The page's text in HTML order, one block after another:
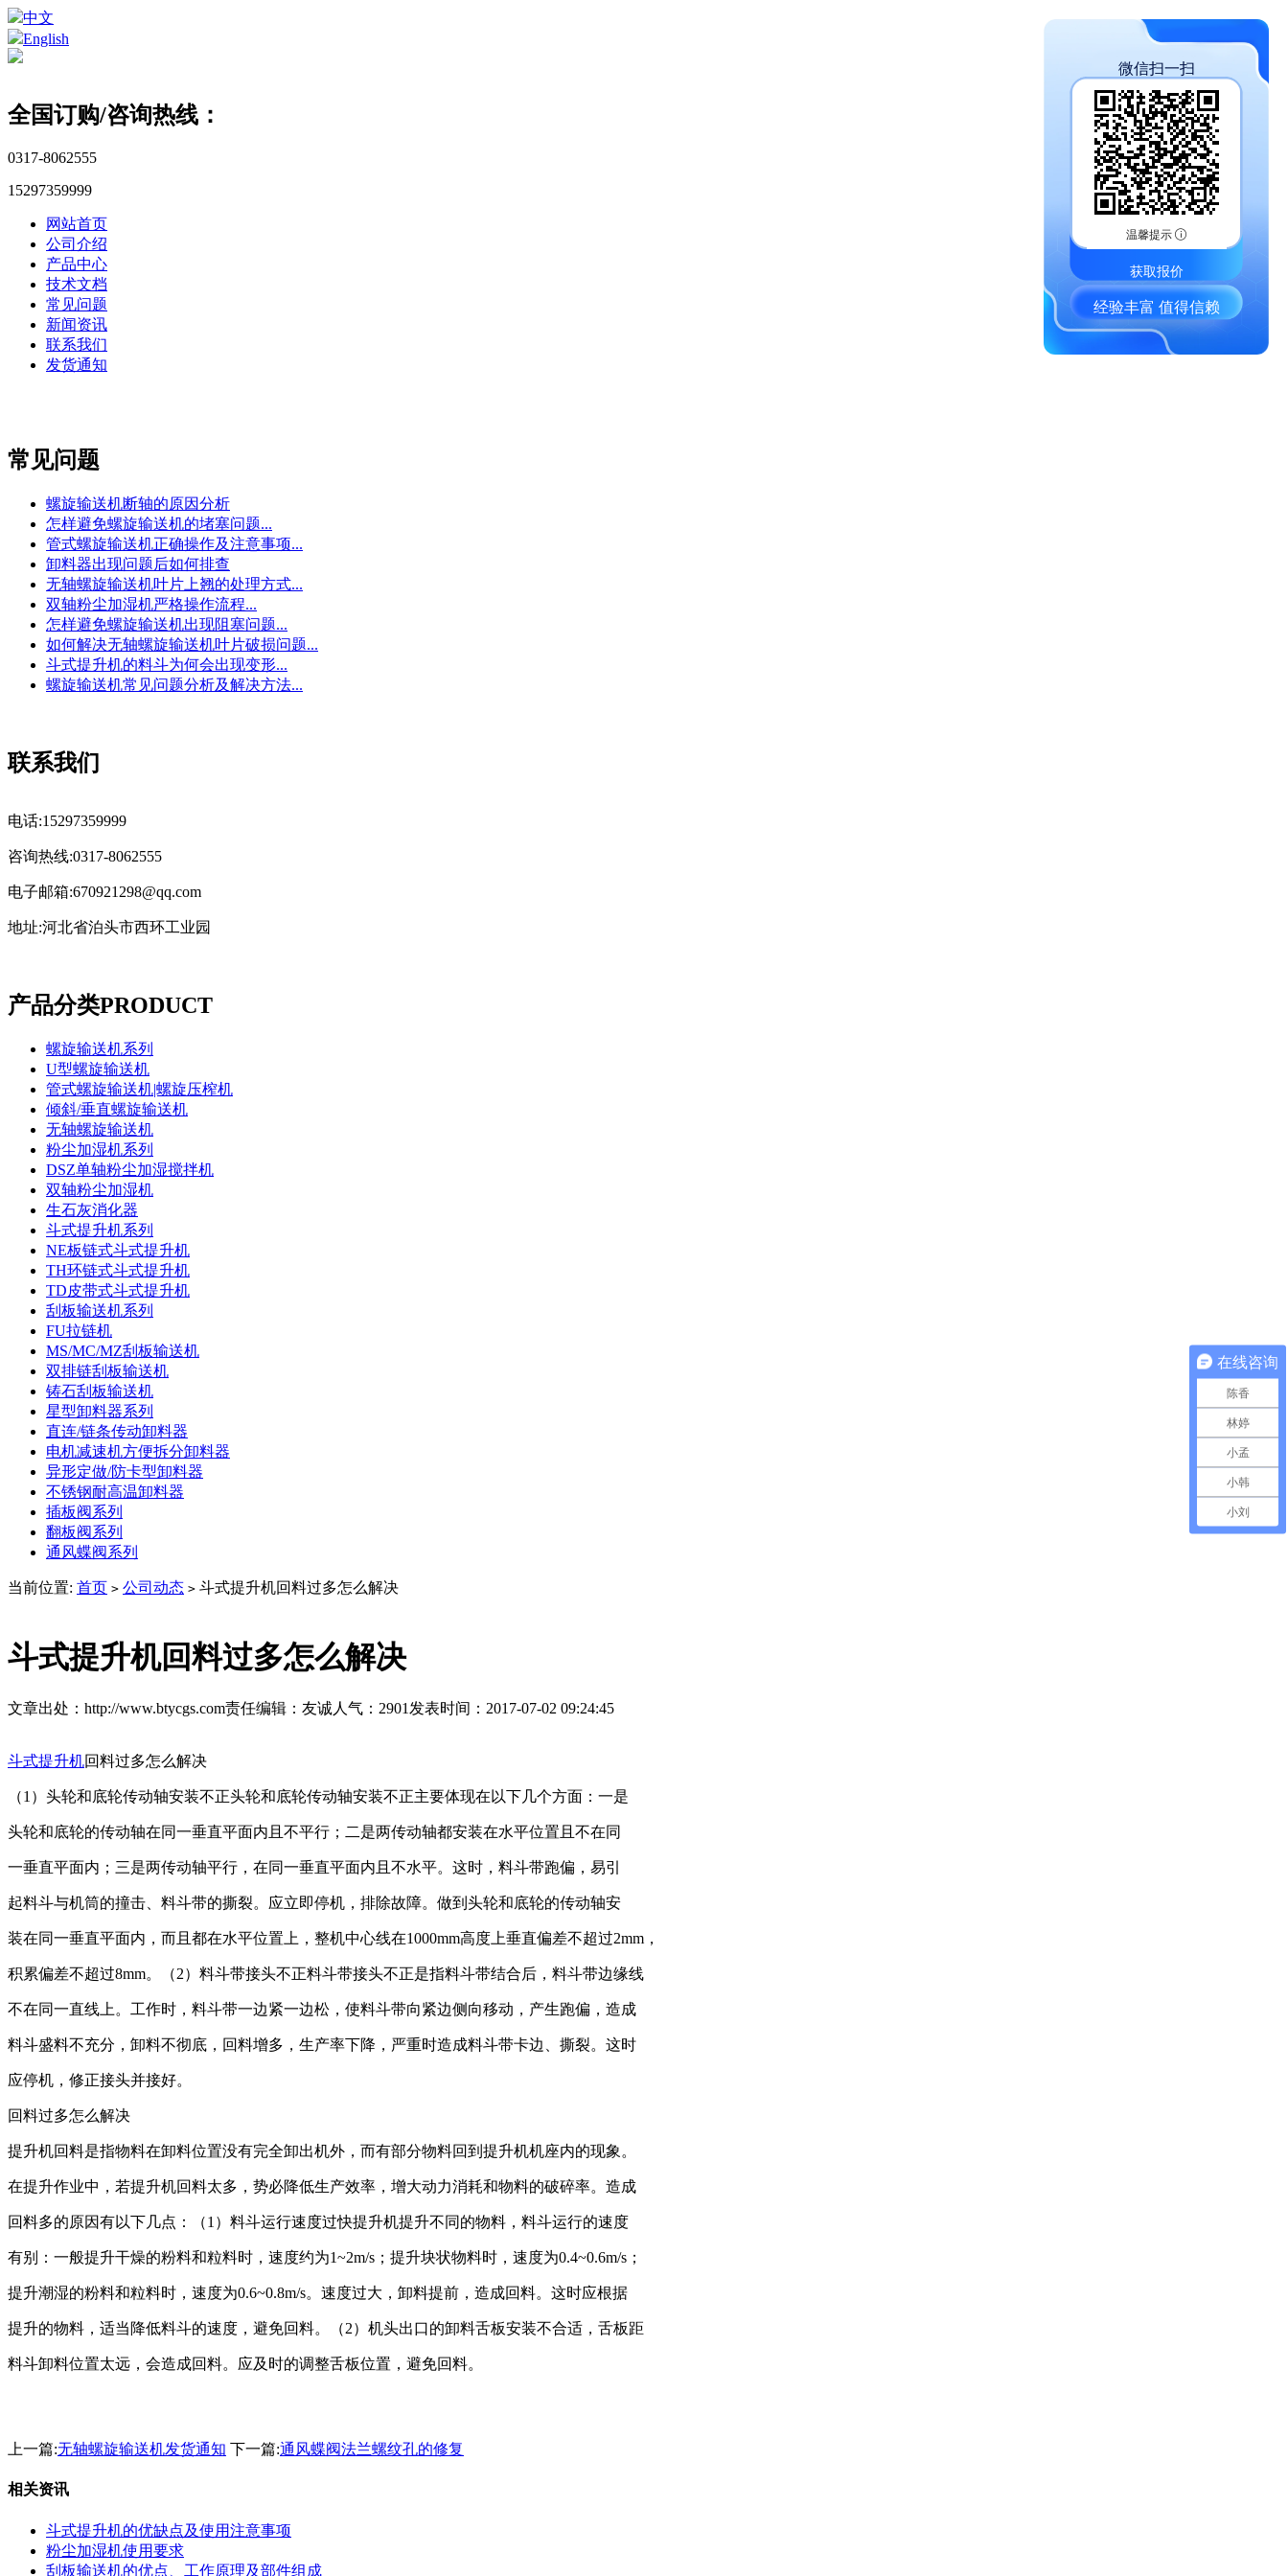
中文
English
全国订购/咨询热线：
0317-8062555
15297359999
网站首页
公司介绍
产品中心
技术文档
常见问题
新闻资讯
联系我们
发货通知
常见问题
螺旋输送机断轴的原因分析
怎样避免螺旋输送机的堵塞问题...
管式螺旋输送机正确操作及注意事项...
卸料器出现问题后如何排查
无轴螺旋输送机叶片上翘的处理方式...
双轴粉尘加湿机严格操作流程...
怎样避免螺旋输送机出现阻塞问题...
如何解决无轴螺旋输送机叶片破损问题...
斗式提升机的料斗为何会出现变形...
螺旋输送机常见问题分析及解决方法...
联系我们
电话:15297359999
咨询热线:0317-8062555
电子邮箱:670921298@qq.com
地址:河北省泊头市西环工业园
产品分类PRODUCT
螺旋输送机系列
U型螺旋输送机
管式螺旋输送机|螺旋压榨机
倾斜/垂直螺旋输送机
无轴螺旋输送机
粉尘加湿机系列
DSZ单轴粉尘加湿搅拌机
双轴粉尘加湿机
生石灰消化器
斗式提升机系列
NE板链式斗式提升机
TH环链式斗式提升机
TD皮带式斗式提升机
刮板输送机系列
FU拉链机
MS/MC/MZ刮板输送机
双排链刮板输送机
铸石刮板输送机
星型卸料器系列
直连/链条传动卸料器
电机减速机方便拆分卸料器
异形定做/防卡型卸料器
不锈钢耐高温卸料器
插板阀系列
翻板阀系列
通风蝶阀系列
当前位置: 首页 > 公司动态 > 斗式提升机回料过多怎么解决
斗式提升机回料过多怎么解决
文章出处：http://www.btycgs.com责任编辑：友诚 人气： 2901 发表时间：2017-07-02 09:24:45
斗式提升机回料过多怎么解决
（1）头轮和底轮传动轴安装不正头轮和底轮传动轴安装不正主要体现在以下几个方面：一是
头轮和底轮的传动轴在同一垂直平面内且不平行；二是两传动轴都安装在水平位置且不在同
一垂直平面内；三是两传动轴平行，在同一垂直平面内且不水平。这时，料斗带跑偏，易引
起料斗与机筒的撞击、料斗带的撕裂。应立即停机，排除故障。做到头轮和底轮的传动轴安
装在同一垂直平面内，而且都在水平位置上，整机中心线在1000mm高度上垂直偏差不超过2mm，
积累偏差不超过8mm。（2）料斗带接头不正料斗带接头不正是指料斗带结合后，料斗带边缘线
不在同一直线上。工作时，料斗带一边紧一边松，使料斗带向紧边侧向移动，产生跑偏，造成
料斗盛料不充分，卸料不彻底，回料增多，生产率下降，严重时造成料斗带卡边、撕裂。这时
应停机，修正接头并接好。
回料过多怎么解决
提升机回料是指物料在卸料位置没有完全卸出机外，而有部分物料回到提升机机座内的现象。
在提升作业中，若提升机回料太多，势必降低生产效率，增大动力消耗和物料的破碎率。造成
回料多的原因有以下几点：（1）料斗运行速度过快提升机提升不同的物料，料斗运行的速度
有别：一般提升干燥的粉料和粒料时，速度约为1~2m/s；提升块状物料时，速度为0.4~0.6m/s；
提升潮湿的粉料和粒料时，速度为0.6~0.8m/s。速度过大，卸料提前，造成回料。这时应根据
提升的物料，适当降低料斗的速度，避免回料。（2）机头出口的卸料舌板安装不合适，舌板距
料斗卸料位置太远，会造成回料。应及时的调整舌板位置，避免回料。
上一篇:无轴螺旋输送机发货通知 下一篇:通风蝶阀法兰螺纹孔的修复
相关资讯
斗式提升机的优缺点及使用注意事项
粉尘加湿机使用要求
刮板输送机的优点、工作原理及部件组成
在线咨询
陈香
林婷
小孟
小韩
小刘